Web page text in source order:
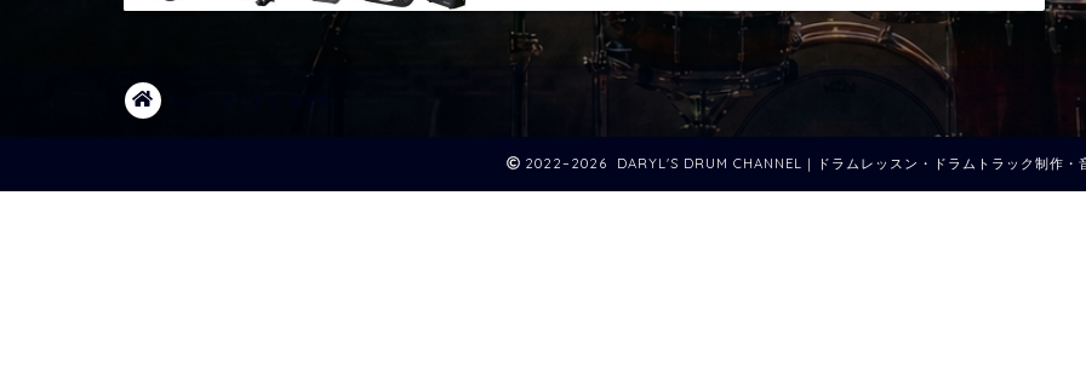
2022–2026 DARYL'S DRUM CHANNEL｜ドラムレッスン・ドラムトラック制作・